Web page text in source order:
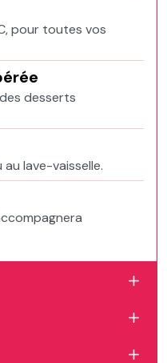
pour toutes vos
desserts
lave-vaisselle.